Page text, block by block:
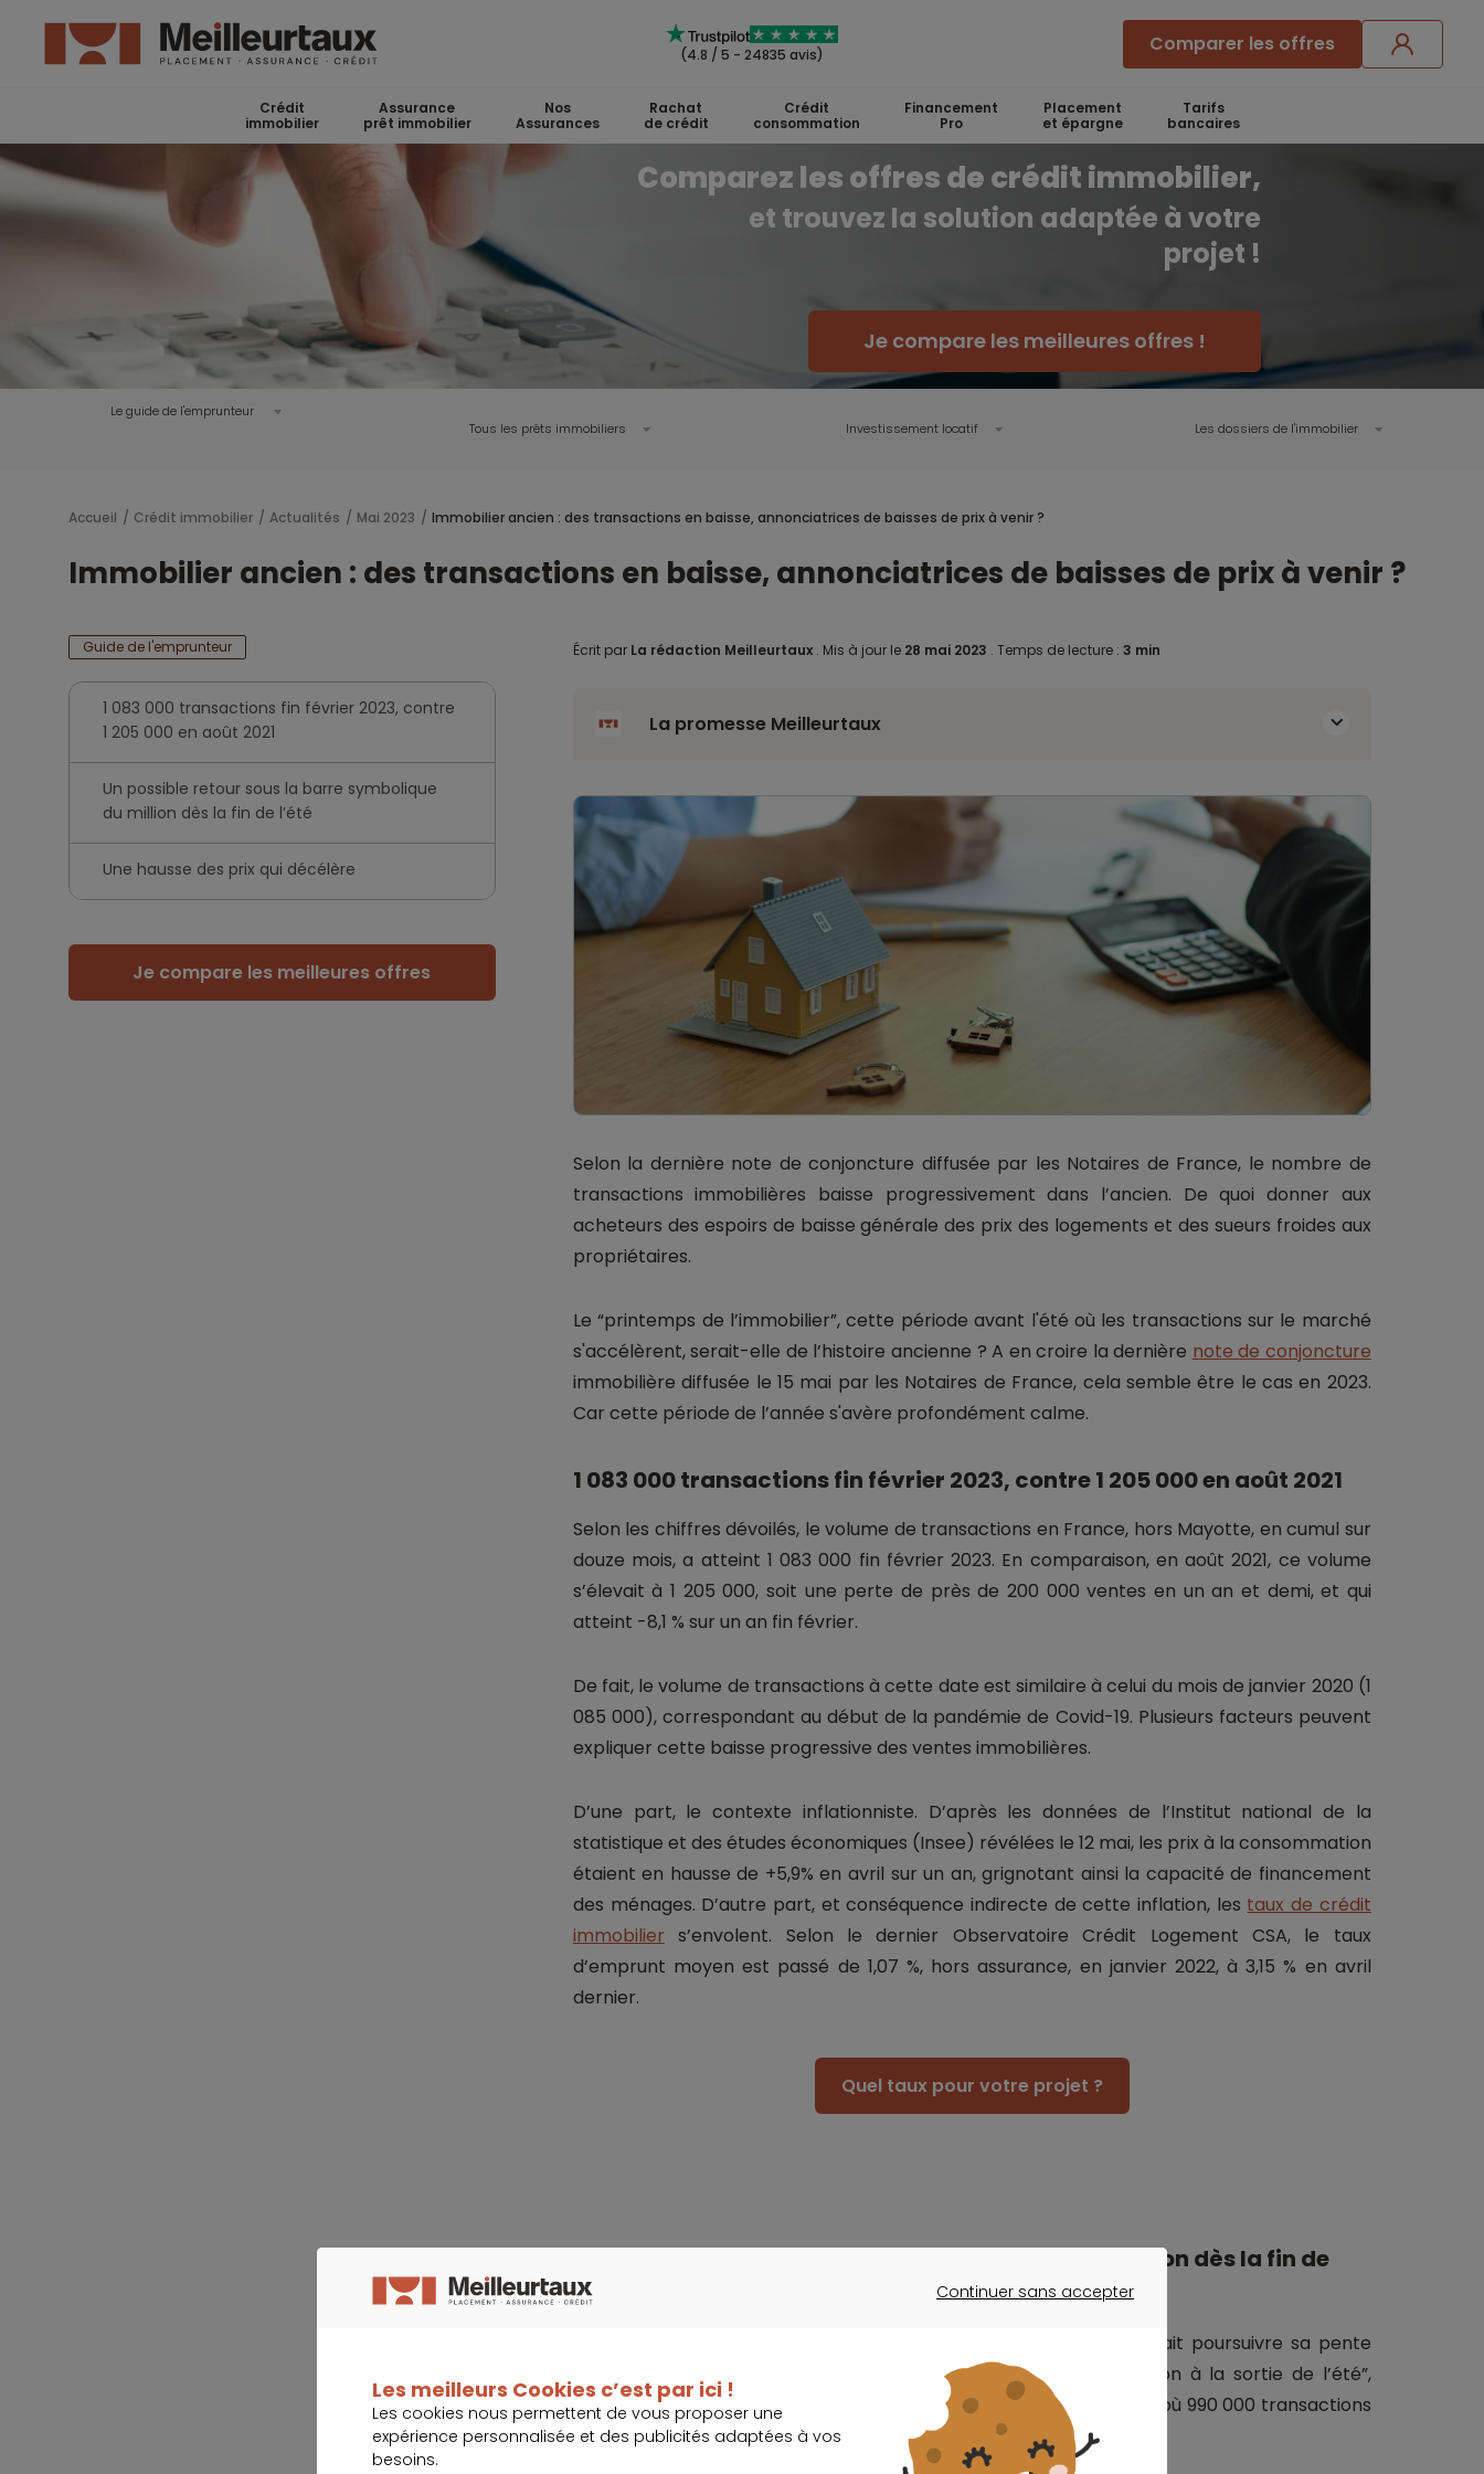
(4.8 / 5 - 24835 avis) Comparer les offres
Crédit
immobilier
Assurance
prêt immobilier
Nos
Assurances
Rachat
de crédit
Crédit
consommation
Financement
Pro
Placement
et épargne
Tarifs
bancaires
Comparez les offres de crédit immobilier,
et trouvez la solution adaptée à votre
projet !
Je compare les meilleures offres !
Le guide de l'emprunteur
Tous les prêts immobiliers
Investissement locatif Les dossiers de l'immobilier
Accueil Crédit immobilier Actualités Mai 2023 Immobilier ancien : des transactions en baisse, annonciatrices de baisses de prix à venir ?
Immobilier ancien : des transactions en baisse, annonciatrices de baisses de prix à venir ?
Guide de l'emprunteur
1 083 000 transactions fin février 2023, contre
1 205 000 en août 2021
Un possible retour sous la barre symbolique
du million dès la fin de l’été
Une hausse des prix qui décélère
Je compare les meilleures offres
Écrit par La rédaction Meilleurtaux . Mis à jour le 28 mai 2023 . Temps de lecture : 3 min
La promesse Meilleurtaux
Selon la dernière note de conjoncture diffusée par les Notaires de France, le nombre de
transactions immobilières baisse progressivement dans l’ancien. De quoi donner aux
acheteurs des espoirs de baisse générale des prix des logements et des sueurs froides aux
propriétaires.
Le “printemps de l’immobilier”, cette période avant l'été où les transactions sur le marché
s'accélèrent, serait-elle de l’histoire ancienne ? A en croire la dernière note de conjoncture
immobilière diffusée le 15 mai par les Notaires de France, cela semble être le cas en 2023.
Car cette période de l’année s'avère profondément calme.
1 083 000 transactions fin février 2023, contre 1 205 000 en août 2021
Selon les chiffres dévoilés, le volume de transactions en France, hors Mayotte, en cumul sur
douze mois, a atteint 1 083 000 fin février 2023. En comparaison, en août 2021, ce volume
s’élevait à 1 205 000, soit une perte de près de 200 000 ventes en un an et demi, et qui
atteint -8,1 % sur un an fin février.
De fait, le volume de transactions à cette date est similaire à celui du mois de janvier 2020 (1
085 000), correspondant au début de la pandémie de Covid-19. Plusieurs facteurs peuvent
expliquer cette baisse progressive des ventes immobilières.
D’une part, le contexte inflationniste. D’après les données de l’Institut national de la
statistique et des études économiques (Insee) révélées le 12 mai, les prix à la consommation
étaient en hausse de +5,9% en avril sur un an, grignotant ainsi la capacité de financement
des ménages. D’autre part, et conséquence indirecte de cette inflation, les taux de crédit
immobilier s’envolent. Selon le dernier Observatoire Crédit Logement CSA, le taux
d’emprunt moyen est passé de 1,07 %, hors assurance, en janvier 2022, à 3,15 % en avril
dernier.
Quel taux pour votre projet ?
Un possible retour sous la barre symbolique du million dès la fin de
l’été
Dans ce contexte, le nombre de transactions immobilières pourrait poursuivre sa pente
descendante, et pourrait même “repasser sous la barre du million à la sortie de l’été”,
soulignent les Notaires de France. C’était déjà le cas en juillet 2020, où 990 000 transactions
avaient été enregistrées sur un an.
Continuer sans accepter
Les meilleurs Cookies c’est par ici !
Les cookies nous permettent de vous proposer une
expérience personnalisée et des publicités adaptées à vos
besoins.